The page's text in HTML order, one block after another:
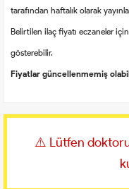
tarafından haftalık olarak
Belirtilen ilaç fiyatı eczaneler
gösterebilir.
Fiyatlar güncellenmemiş
⚠️ Lütfen